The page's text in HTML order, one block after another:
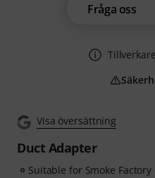
Visa översättning
Duct Adapter
Suitable for Smoke
Fråga oss